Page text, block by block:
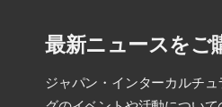
最新ニュースをご
ジャパン・インターカルチ